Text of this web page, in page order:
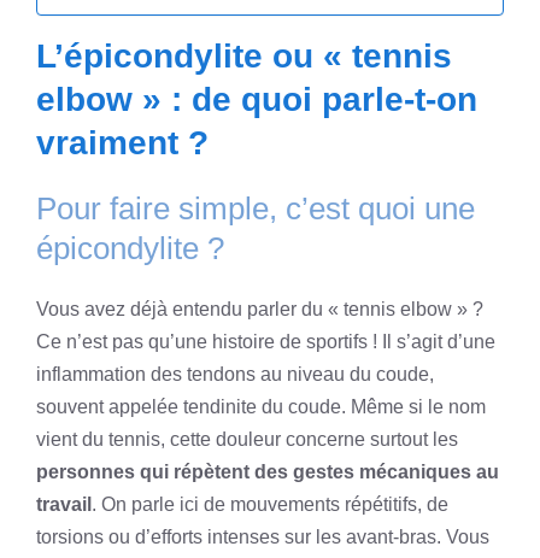
L’épicondylite ou « tennis
elbow » : de quoi parle-t-on
vraiment ?
Pour faire simple, c’est quoi une
épicondylite ?
Vous avez déjà entendu parler du « tennis elbow » ?
Ce n’est pas qu’une histoire de sportifs ! Il s’agit d’une
inflammation des tendons au niveau du coude,
souvent appelée tendinite du coude. Même si le nom
vient du tennis, cette douleur concerne surtout les
personnes qui répètent des gestes mécaniques au
travail . On parle ici de mouvements répétitifs, de
torsions ou d’efforts intenses sur les avant-bras. Vous